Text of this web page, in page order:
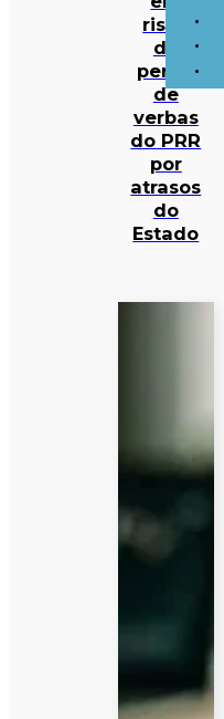
risco
de
perda
de
verbas
do PRR
por
atrasos
do
Estado